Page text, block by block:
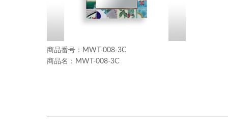
MWT-008-3C
MWT-008-3C